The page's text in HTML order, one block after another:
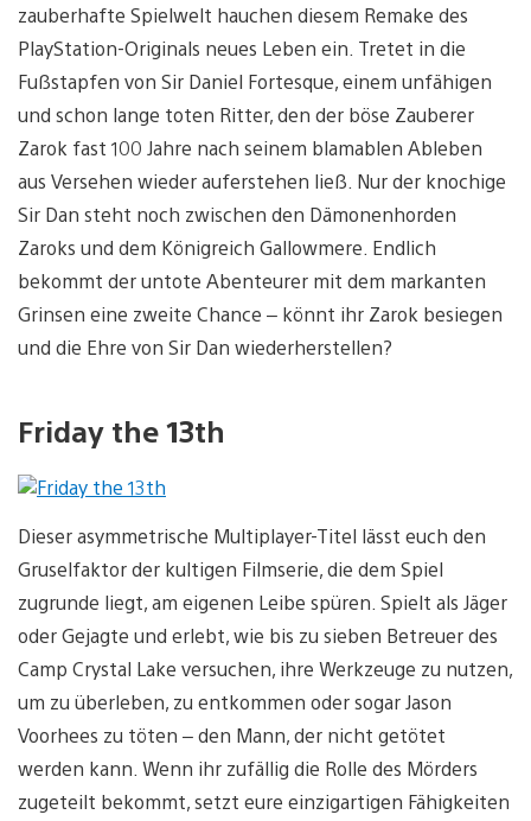
zauberhafte Spielwelt hauchen diesem Remake des
PlayStation-Originals neues Leben ein. Tretet in die
Fußstapfen von Sir Daniel Fortesque, einem unfähigen
und schon lange toten Ritter, den der böse Zauberer
Zarok fast 100 Jahre nach seinem blamablen Ableben
aus Versehen wieder auferstehen ließ. Nur der knochige
Sir Dan steht noch zwischen den Dämonenhorden
Zaroks und dem Königreich Gallowmere. Endlich
bekommt der untote Abenteurer mit dem markanten
Grinsen eine zweite Chance – könnt ihr Zarok besiegen
und die Ehre von Sir Dan wiederherstellen?
Friday the 13th
Dieser asymmetrische Multiplayer-Titel lässt euch den
Gruselfaktor der kultigen Filmserie, die dem Spiel
zugrunde liegt, am eigenen Leibe spüren. Spielt als Jäger
oder Gejagte und erlebt, wie bis zu sieben Betreuer des
Camp Crystal Lake versuchen, ihre Werkzeuge zu nutzen,
um zu überleben, zu entkommen oder sogar Jason
Voorhees zu töten – den Mann, der nicht getötet
werden kann. Wenn ihr zufällig die Rolle des Mörders
zugeteilt bekommt, setzt eure einzigartigen Fähigkeiten